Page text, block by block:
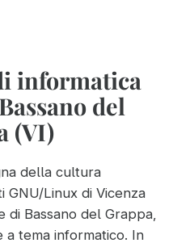
informatica
libera
2011
a
Bassano
Grappa
(VI)
informatica
del
(VI)
della cultura
Linux di Vicenza
di Bassano del Grappa,
a tema informatico. In